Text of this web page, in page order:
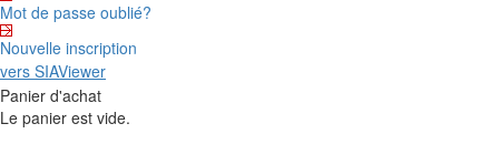
Mot de passe oublié?
Nouvelle inscription
vers SIAViewer
Panier d'achat
Le panier est vide.